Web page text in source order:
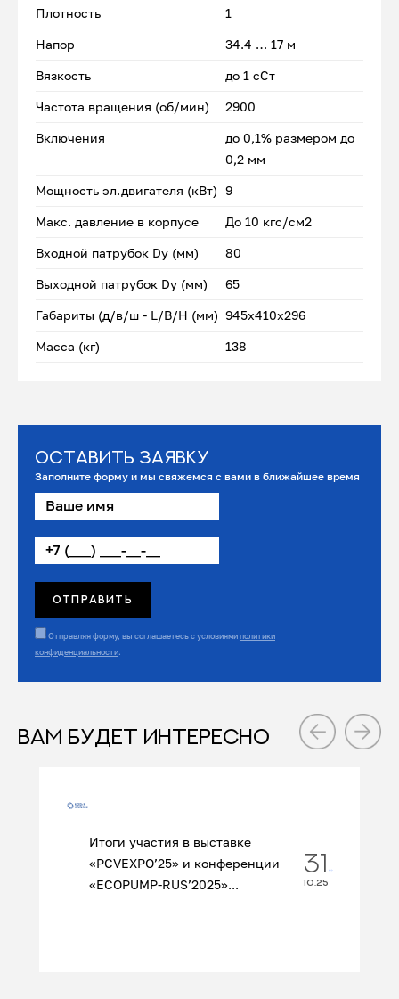
Плотность 1
Напор 34.4 … 17 м
Вязкость до 1 сСт
Частота вращения (об/мин) 2900
Включения
до 0,1% размером до
0,2 мм
Мощность эл.двигателя (кВт) 9
Макс. давление в корпусе До 10 кгс/см2
Входной патрубок Dу (мм) 80
Выходной патрубок Dу (мм) 65
Габариты (д/в/ш - L/B/H (мм) 945x410х296
Масса (кг) 138
Оставить заявку
Заполните форму и мы свяжемся с вами в ближайшее время
Отправляя форму, вы соглашаетесь с условиямиполитики
конфиденциальности.
ВАМ БУДЕТ ИНТЕРЕСНО
Итоги участия в выставке
«PCVEXPO’25» и конференции
«ECOPUMP‑RUS’2025»...
31
10.25